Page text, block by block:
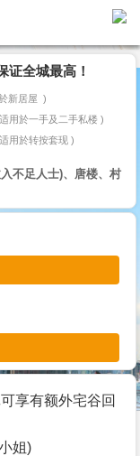
证全城最高！
新居屋
适用於一手及二手私楼
适用於转按套现
不足人士)、唐楼、村
享有额外宅谷回
姐)